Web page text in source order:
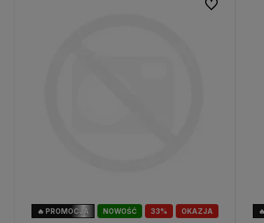
33%
NOWOŚĆ OKAZJA
🔥 PROMOCJA
Do ulubionych